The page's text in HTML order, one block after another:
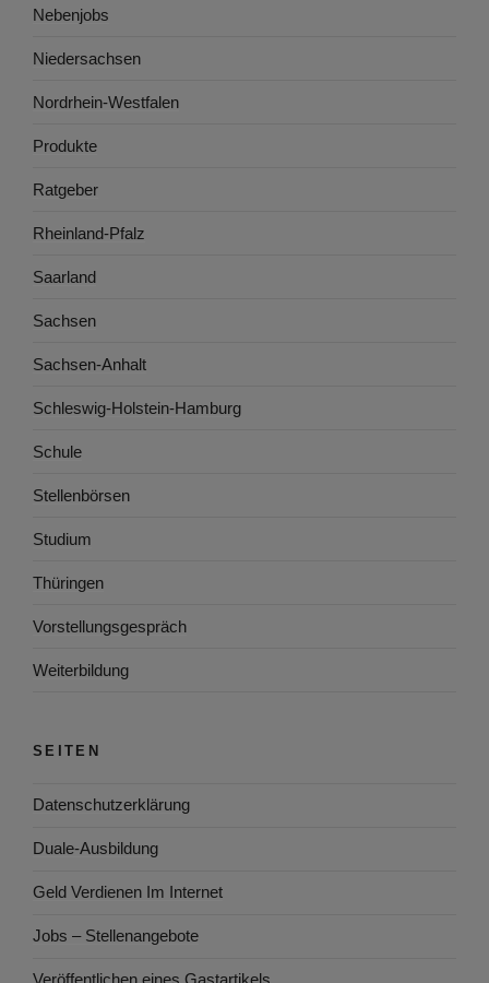
Nebenjobs
Niedersachsen
Nordrhein-Westfalen
Produkte
Ratgeber
Rheinland-Pfalz
Saarland
Sachsen
Sachsen-Anhalt
Schleswig-Holstein-Hamburg
Schule
Stellenbörsen
Studium
Thüringen
Vorstellungsgespräch
Weiterbildung
SEITEN
Datenschutzerklärung
Duale-Ausbildung
Geld Verdienen Im Internet
Jobs – Stellenangebote